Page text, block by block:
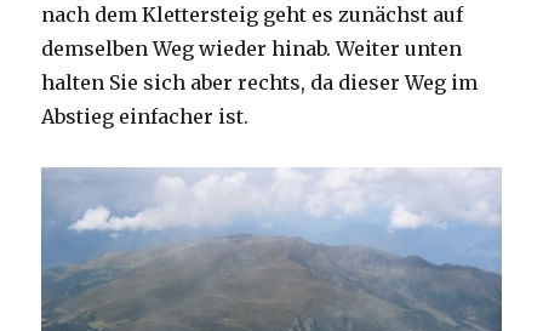
nach dem Klettersteig geht es zunächst auf
demselben Weg wieder hinab. Weiter unten
halten Sie sich aber rechts, da dieser Weg im
Abstieg einfacher ist.